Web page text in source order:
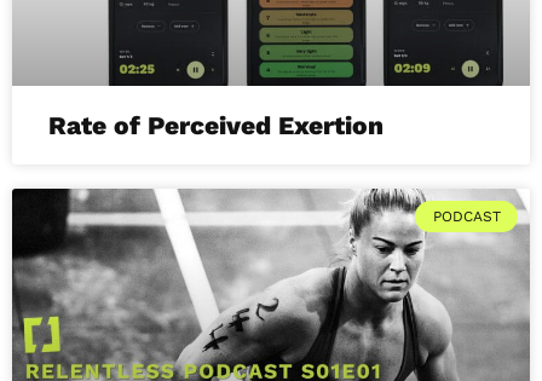
Rate of Perceived Exertion
PODCAST